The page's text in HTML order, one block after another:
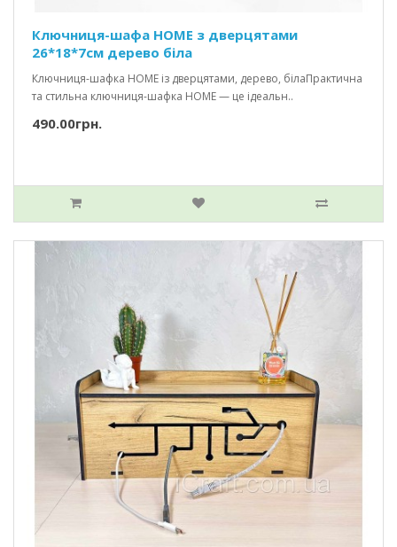
Ключниця-шафа HOME з дверцятами
26*18*7см дерево біла
Ключниця-шафка HOME із дверцятами, дерево, білаПрактична
та стильна ключниця-шафка HOME — це ідеальн..
490.00грн.